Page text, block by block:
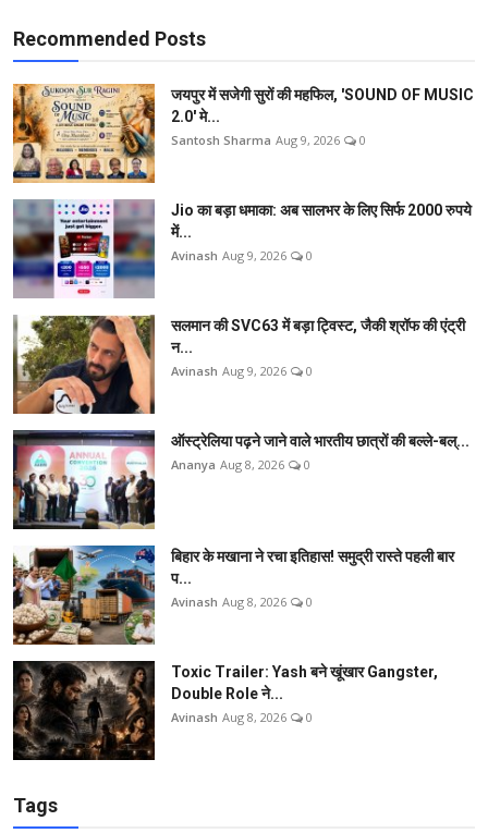
Recommended Posts
जयपुर में सजेगी सुरों की महफिल, 'SOUND OF MUSIC
2.0' मे...
Santosh Sharma Aug 9, 2026 0
Jio का बड़ा धमाका: अब सालभर के लिए सिर्फ 2000 रुपये
में...
Avinash Aug 9, 2026 0
सलमान की SVC63 में बड़ा ट्विस्ट, जैकी श्रॉफ की एंट्री
न...
Avinash Aug 9, 2026 0
ऑस्ट्रेलिया पढ़ने जाने वाले भारतीय छात्रों की बल्ले-बल्...
Ananya Aug 8, 2026 0
बिहार के मखाना ने रचा इतिहास! समुद्री रास्ते पहली बार
प...
Avinash Aug 8, 2026 0
Toxic Trailer: Yash बने खूंखार Gangster,
Double Role ने...
Avinash Aug 8, 2026 0
Tags